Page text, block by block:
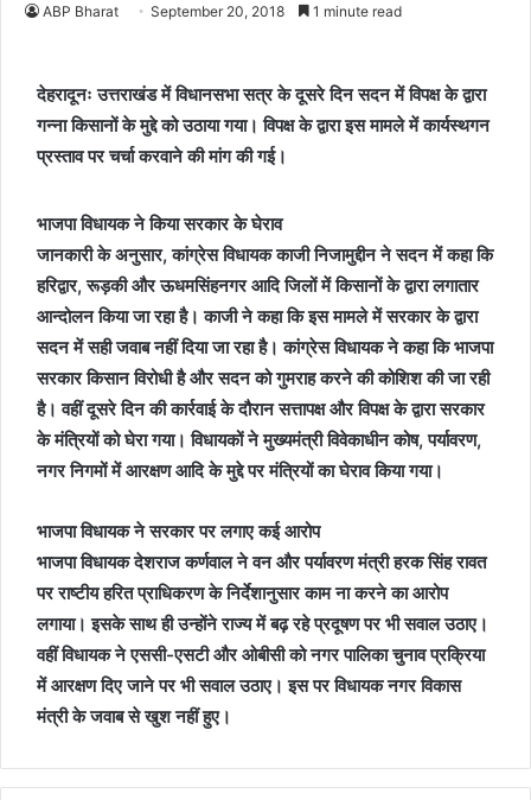
ABP Bharat September 20, 2018 1 minute read
देहरादूनः उत्तराखंड में विधानसभा सत्र के दूसरे दिन सदन में विपक्ष के द्वारा
गन्ना किसानों के मुद्दे को उठाया गया। विपक्ष के द्वारा इस मामले में कार्यस्थगन
प्रस्ताव पर चर्चा करवाने की मांग की गई।
भाजपा विधायक ने किया सरकार के घेराव
जानकारी के अनुसार, कांग्रेस विधायक काजी निजामुद्दीन ने सदन में कहा कि
हरिद्वार, रूड़की और ऊधमसिंहनगर आदि जिलों में किसानों के द्वारा लगातार
आन्दोलन किया जा रहा है। काजी ने कहा कि इस मामले में सरकार के द्वारा
सदन में सही जवाब नहीं दिया जा रहा है। कांग्रेस विधायक ने कहा कि भाजपा
सरकार किसान विरोधी है और सदन को गुमराह करने की कोशिश की जा रही
है। वहीं दूसरे दिन की कार्रवाई के दौरान सत्तापक्ष और विपक्ष के द्वारा सरकार
के मंत्रियों को घेरा गया। विधायकों ने मुख्यमंत्री विवेकाधीन कोष, पर्यावरण,
नगर निगमों में आरक्षण आदि के मुद्दे पर मंत्रियों का घेराव किया गया।
भाजपा विधायक ने सरकार पर लगाए कई आरोप
भाजपा विधायक देशराज कर्णवाल ने वन और पर्यावरण मंत्री हरक सिंह रावत
पर राष्टीय हरित प्राधिकरण के निर्देशानुसार काम ना करने का आरोप
लगाया। इसके साथ ही उन्होंने राज्य में बढ़ रहे प्रदूषण पर भी सवाल उठाए।
वहीं विधायक ने एससी-एसटी और ओबीसी को नगर पालिका चुनाव प्रक्रिया
में आरक्षण दिए जाने पर भी सवाल उठाए। इस पर विधायक नगर विकास
मंत्री के जवाब से खुश नहीं हुए।